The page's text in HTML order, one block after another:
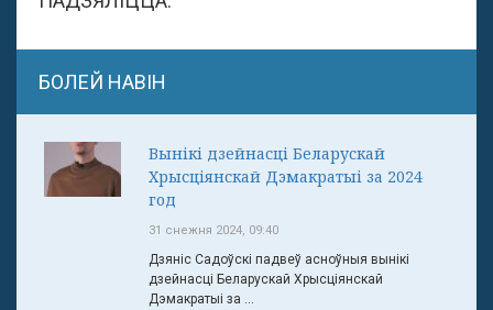
БОЛЕЙ НАВІН
Вынікі дзейнасці Беларускай
Хрысціянскай Дэмакратыі за 2024
год
31 снежня 2024, 09:40
Дзяніс Садоўскі падвеў асноўныя вынікі
дзейнасці Беларускай Хрысціянскай
Дэмакратыі за ...